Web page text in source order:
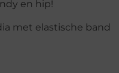
en hip!